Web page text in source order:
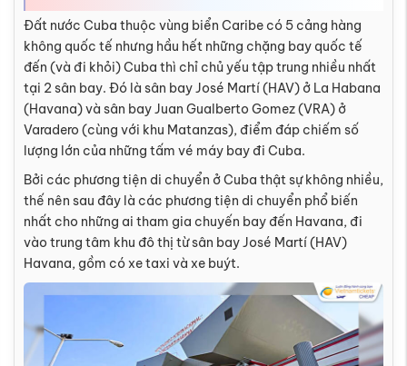
Đất nước Cuba thuộc vùng biển Caribe có 5 cảng hàng
không quốc tế nhưng hầu hết những chặng bay quốc tế
đến (và đi khỏi) Cuba thì chỉ chủ yếu tập trung nhiều nhất
tại 2 sân bay. Đó là sân bay José Martí (HAV) ở La Habana
(Havana) và sân bay Juan Gualberto Gomez (VRA) ở
Varadero (cùng với khu Matanzas), điểm đáp chiếm số
lượng lớn của những tấm vé máy bay đi Cuba.
Bởi các phương tiện di chuyển ở Cuba thật sự không nhiều,
thế nên sau đây là các phương tiện di chuyển phổ biến
nhất cho những ai tham gia chuyến bay đến Havana, đi
vào trung tâm khu đô thị từ sân bay José Martí (HAV)
Havana, gồm có xe taxi và xe buýt.